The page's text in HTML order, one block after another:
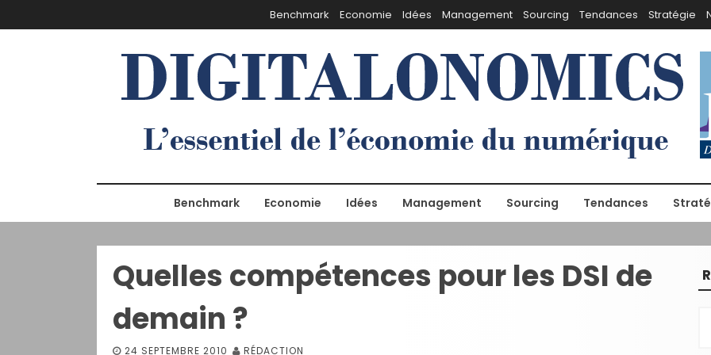
k
n
Benchmark Economie Idées Management Sourcing Tendances Stratégie
Benchmark Economie Idées Management Sourcing Tendances
Quelles compétences pour les DSI de
demain ?
24 SEPTEMBRE 2010 RÉDACTION